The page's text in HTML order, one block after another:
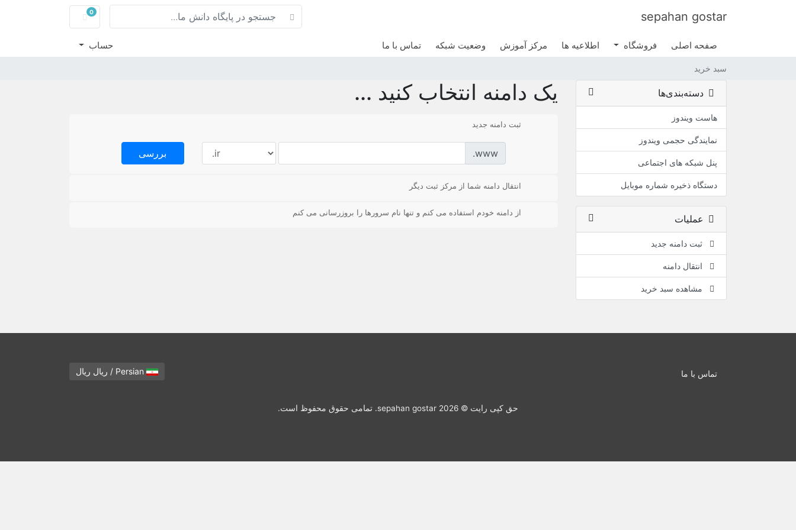
sepahan gostar
0
صفحه اصلی فروشگاه اطلاعیه ها مرکز آموزش وضعیت شبکه تماس با ما حساب
سبد خرید
دسته‌بندی‌ها
هاست ویندوز
نمایندگی حجمی ویندوز
پنل شبکه های اجتماعی
دستگاه ذخیره شماره موبایل
عملیات
ثبت دامنه جدید
انتقال دامنه
مشاهده سبد خرید
یک دامنه انتخاب کنید ...
ثبت دامنه جدید
www. بررسی
انتقال دامنه شما از مرکز ثبت دیگر
از دامنه خودم استفاده می کنم و تنها نام سرورها را بروزرسانی می کنم
تماس با ما
حق کپی رایت © 2026 sepahan gostar. تمامی حقوق محفوظ است.